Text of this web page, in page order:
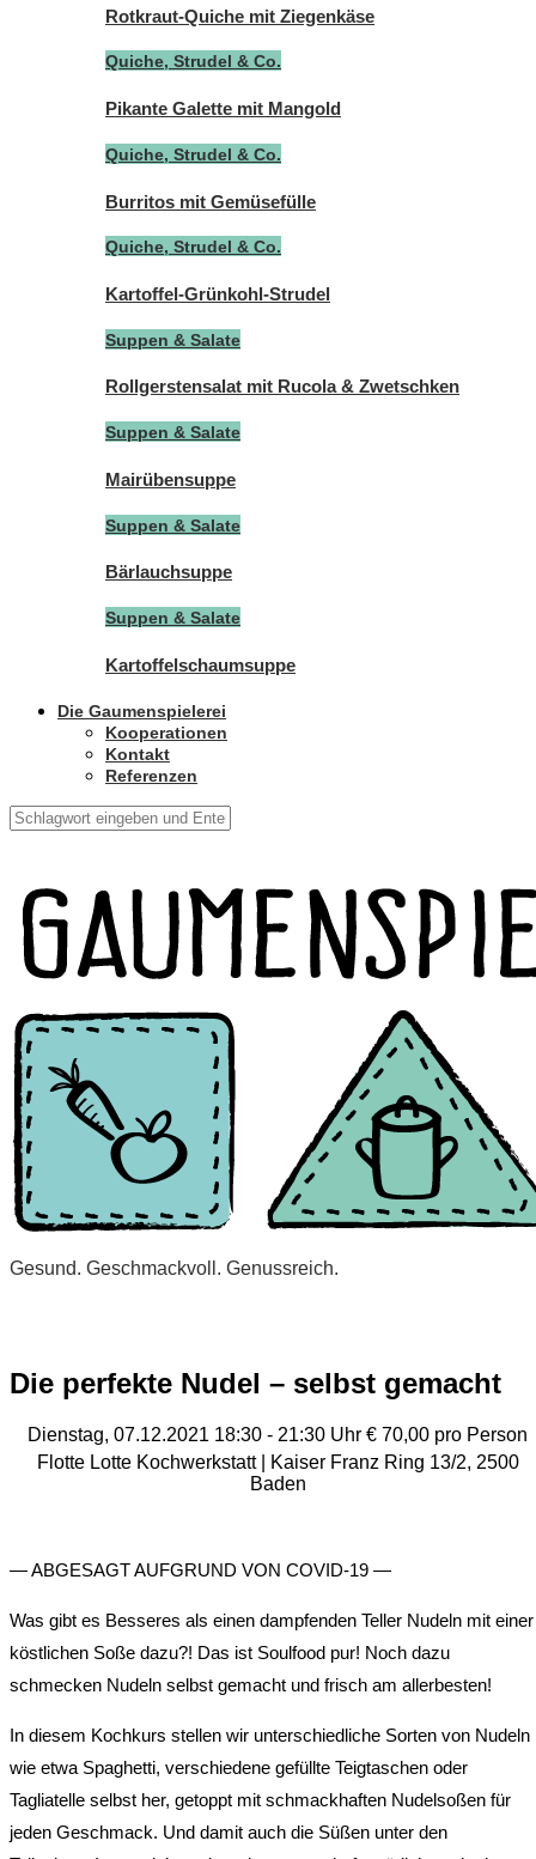
Rotkraut-Quiche mit Ziegenkäse
Quiche, Strudel & Co.
Pikante Galette mit Mangold
Quiche, Strudel & Co.
Burritos mit Gemüsefülle
Quiche, Strudel & Co.
Kartoffel-Grünkohl-Strudel
Suppen & Salate
Rollgerstensalat mit Rucola & Zwetschken
Suppen & Salate
Mairübensuppe
Suppen & Salate
Bärlauchsuppe
Suppen & Salate
Kartoffelschaumsuppe
Die Gaumenspielerei
Kooperationen
Kontakt
Referenzen
Gesund. Geschmackvoll. Genussreich.
Die perfekte Nudel – selbst gemacht
Dienstag, 07.12.2021 18:30 - 21:30 Uhr € 70,00 pro Person
Flotte Lotte Kochwerkstatt
| Kaiser Franz Ring 13/2, 2500
Baden
— ABGESAGT AUFGRUND VON COVID-19 —
Was gibt es Besseres als einen dampfenden Teller Nudeln mit einer
köstlichen Soße dazu?! Das ist Soulfood pur! Noch dazu
schmecken Nudeln selbst gemacht und frisch am allerbesten!
In diesem Kochkurs stellen wir unterschiedliche Sorten von Nudeln
wie etwa Spaghetti, verschiedene gefüllte Teigtaschen oder
Tagliatelle selbst her, getoppt mit schmackhaften Nudelsoßen für
jeden Geschmack. Und damit auch die Süßen unter den